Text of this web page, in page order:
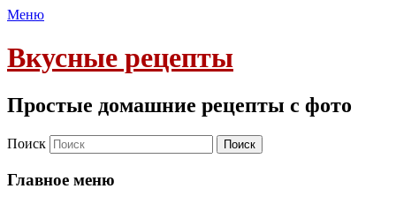
Меню
Вкусные рецепты
Простые домашние рецепты с фото
Поиск
Главное меню